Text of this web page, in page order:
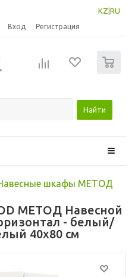
KZ RU
Вход Регистрация
Найти
шкафы МЕТОД
МЕТОД Навесной
- белый/
40x80 см